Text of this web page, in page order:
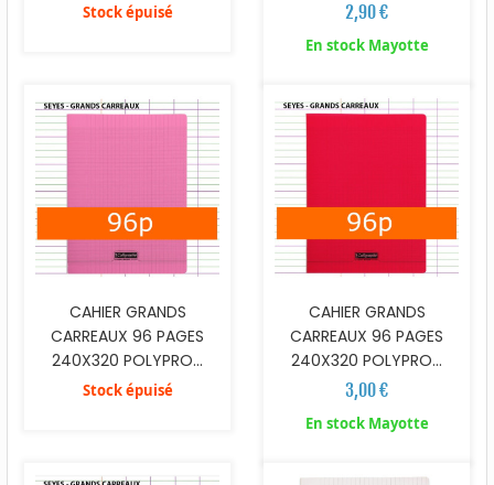
Stock épuisé
2,90 €
En stock Mayotte
CAHIER GRANDS
CARREAUX 96 PAGES
240X320 POLYPRO...
Stock épuisé
CAHIER GRANDS
CARREAUX 96 PAGES
240X320 POLYPRO...
3,00 €
En stock Mayotte